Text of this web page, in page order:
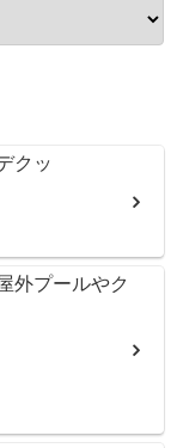
クッ
外プールやク